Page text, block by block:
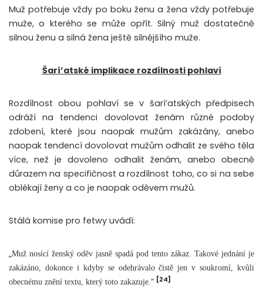
Muž potřebuje vždy po boku ženu a žena vždy potřebuje
muže, o kterého se může opřít. Silný muž dostatečně
silnou ženu a silná žena ještě silnějšího muže.
Šarí’atské implikace rozdílnosti pohlaví
Rozdílnost obou pohlaví se v šarí’atských předpisech
odráží na tendenci dovolovat ženám různé podoby
zdobení, které jsou naopak mužům zakázány, anebo
naopak tendencí dovolovat mužům odhalit ze svého těla
více, než je dovoleno odhalit ženám, anebo obecně
důrazem na specifičnost a rozdílnost toho, co si na sebe
oblékají ženy a co je naopak oděvem mužů.
Stálá komise pro fetwy uvádí:
„Muž nosící ženský oděv jasně spadá pod tento zákaz. Takové jednání je
zakázáno, dokonce i kdyby se odehrávalo čistě jen v soukromí, kvůli
obecnému znění textu, který toto zakazuje. “ [24]